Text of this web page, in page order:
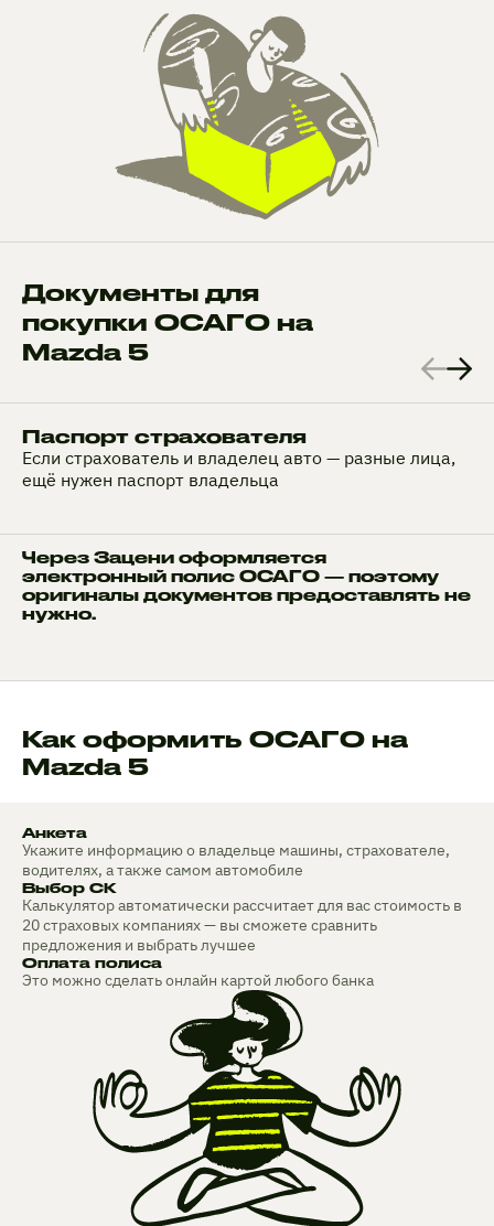
Документы для
покупки ОСАГО на
Mazda 5
Паспорт страхователя
Если страхователь и владелец авто — разные лица,
ещё нужен паспорт владельца
Через Зацени оформляется
электронный полис ОСАГО — поэтому
оригиналы документов предоставлять не
нужно.
Как оформить ОСАГО на
Mazda 5
Анкета
Укажите информацию о владельце машины, страхователе,
водителях, а также самом автомобиле
Выбор СК
Калькулятор автоматически рассчитает для вас стоимость в
20 страховых компаниях — вы сможете сравнить
предложения и выбрать лучшее
Оплата полиса
Это можно сделать онлайн картой любого банка